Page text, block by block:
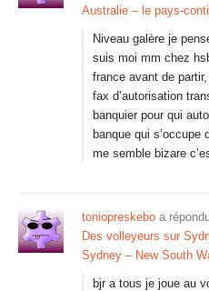
Australie – le pays-
Niveau galère je
suis moi mm chez
france avant de
fax d’autorisation
banquier pour qui
banque qui
me semble bizare
toniopreskebo a
Des volleyeurs sur
Sydney – New South
bjr a tous je joue au